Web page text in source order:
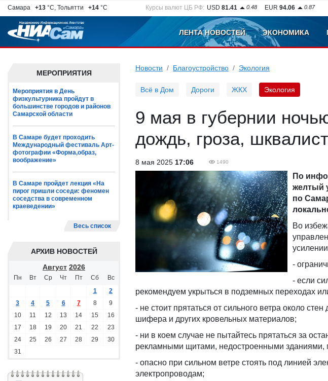
Самара +13 °C, Тольятти +14 °C Курсы валют ЦБ РФ: USD 81.41 0.48 EUR 94.06 0.87
ЛЕНТА НОВОСТЕЙ ЭКОНОМИКА
МЕРОПРИЯТИЯ
Мероприятия в День
физкультурника пройдут в
большинстве городов и районов
Самарской области
В Самаре будет проходить
Международный фестиваль Арт-
фотографии «Форма,образ,
воображение»
В Самаре пройдет лекция «На
пирог пришли соседи: феномен
соседства в современном
краеведении»
Весь список
АРХИВ НОВОСТЕЙ
Август 2026
Пн Вт Ср Чт Пт Сб
Вс
1
2
3
4 5 6 7 8
9
10
11 12 13 14 15
16
17
18 19 20 21 22
23
24
25 26 27 28 29
30
31
Новости Благоустройство Экология
Всё в Дом Дороги ЖКХ Экология
9 мая в губернии
дождь, гроза,
8 мая 2025 17:06 1490
По
желтый
по
Во
-
- если
рекомендуем укрыться в подземных переходах
- не стоит прятаться от сильного ветра около
шифера и других кровельных материалов;
- ни в коем случае не пытайтесь прятаться за
рекламными щитами, недостроенными зданиями,
- опасно при сильном ветре стоять под линией
электропроводам;